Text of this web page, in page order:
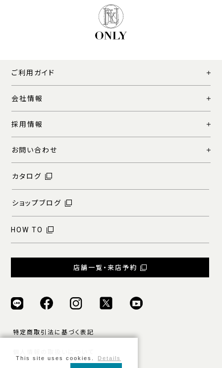
ご利用ガイド
会社情報
採用情報
お問い合わせ
カタログ
ショップブログ
HOW TO
店舗一覧・来店予約
特定商取引法に基づく表記
This site uses cookies. Details